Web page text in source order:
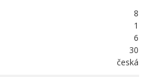
8
1
6
30
česká